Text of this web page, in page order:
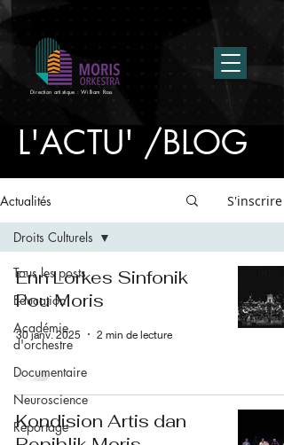
Direction artistique : William Ross
L'ACTU' /BLOG
Actualités S'inscrire
Tous les posts
Education
Académie
d'orchestre
Documentaire
Neuroscience
Reportage
Droits Culturels
Enn Lorkes Sinfonik
Pou Moris
30 janv. 2025 2 min de lecture
Kondision Artis dan